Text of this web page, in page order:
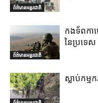
ព័ត៌មានអន្តរជាតិ
ព័ត៌មានអន្តរជាតិ
កងទ័ពកាម
នៃប្រទេស
ស្លាប់កម្ម